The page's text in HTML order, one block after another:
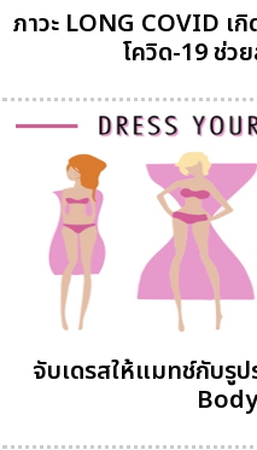
ภาวะ LONG COVID เ
โควิด-19 ช่ว
จับเดรสให้แมทช์กับรู